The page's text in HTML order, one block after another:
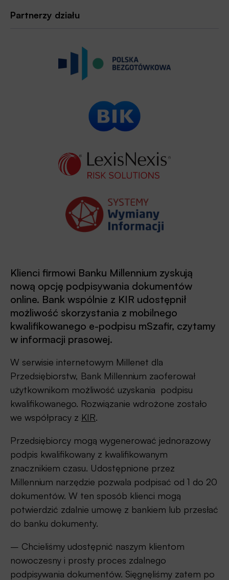
Partnerzy działu
Klienci firmowi Banku Millennium zyskują
nową opcję podpisywania dokumentów
online. Bank wspólnie z KIR udostępnił
możliwość skorzystania z mobilnego
kwalifikowanego e-podpisu mSzafir, czytamy
w informacji prasowej.
W serwisie internetowym Millenet dla
Przedsiębiorstw, Bank Millennium zaoferował
użytkownikom możliwość uzyskania podpisu
kwalifikowanego. Rozwiązanie wdrożone zostało
we współpracy z KIR.
Przedsiębiorcy mogą wygenerować jednorazowy
podpis kwalifikowany z kwalifikowanym
znacznikiem czasu. Udostępnione przez
Millennium narzędzie pozwala podpisać od 1 do 20
dokumentów. W ten sposób klienci mogą
potwierdzić zdalnie umowę z bankiem lub przesłać
do banku dokumenty.
– Chcieliśmy udostępnić naszym klientom
nowoczesny i prosty proces zdalnego
podpisywania dokumentów. Sięgnęliśmy zatem po